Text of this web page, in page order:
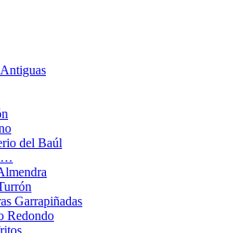
del Baúl
Garrapiñadas
Redondo